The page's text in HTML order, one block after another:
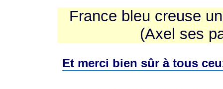
France bleu creuse
(Axel ses
Et merci bien sûr à tous